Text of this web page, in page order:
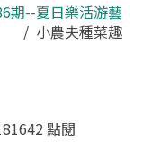
期--夏日樂活游藝
小農夫種菜趣
1642 點閱